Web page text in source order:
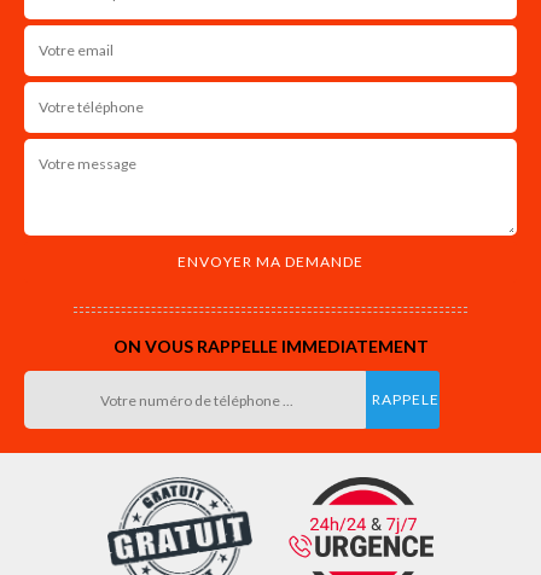
ON VOUS RAPPELLE IMMEDIATEMENT